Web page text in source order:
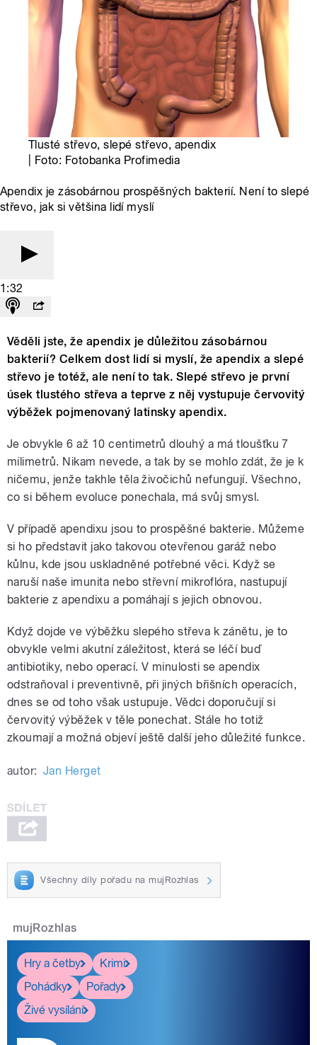
Tlusté střevo, slepé střevo, apendix
| Foto: Fotobanka Profimedia
Apendix je zásobárnou prospěšných bakterií. Není to slepé
střevo, jak si většina lidí myslí
1:32
Věděli jste, že apendix je důležitou zásobárnou
bakterií? Celkem dost lidí si myslí, že apendix a slepé
střevo je totéž, ale není to tak. Slepé střevo je první
úsek tlustého střeva a teprve z něj vystupuje červovitý
výběžek pojmenovaný latinsky apendix.
Je obvykle 6 až 10 centimetrů dlouhý a má tloušťku 7
milimetrů. Nikam nevede, a tak by se mohlo zdát, že je k
ničemu, jenže takhle těla živočichů nefungují. Všechno,
co si během evoluce ponechala, má svůj smysl.
V případě apendixu jsou to prospěšné bakterie. Můžeme
si ho představit jako takovou otevřenou garáž nebo
kůlnu, kde jsou uskladněné potřebné věci. Když se
naruší naše imunita nebo střevní mikroflóra, nastupují
bakterie z apendixu a pomáhají s jejich obnovou.
Když dojde ve výběžku slepého střeva k zánětu, je to
obvykle velmi akutní záležitost, která se léčí buď
antibiotiky, nebo operací. V minulosti se apendix
odstraňoval i preventivně, při jiných břišních operacích,
dnes se od toho však ustupuje. Vědci doporučují si
červovitý výběžek v těle ponechat. Stále ho totiž
zkoumají a možná objeví ještě další jeho důležité funkce.
autor: Jan Herget
Všechny díly pořadu na mujRozhlas
mujRozhlas
Hry a četby
Krimi
Pohádky
Pořady
Živé vysílání